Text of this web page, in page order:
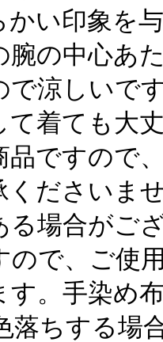
かい印象を
腕の中心あ
で涼しいで
て着ても大
品ですので
くださいま
る場合がご
ので、ご使
す。手染め
ちする場